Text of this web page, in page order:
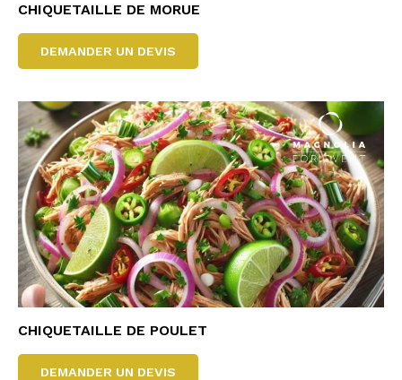
CHIQUETAILLE DE MORUE
DEMANDER UN DEVIS
CHIQUETAILLE DE POULET
DEMANDER UN DEVIS